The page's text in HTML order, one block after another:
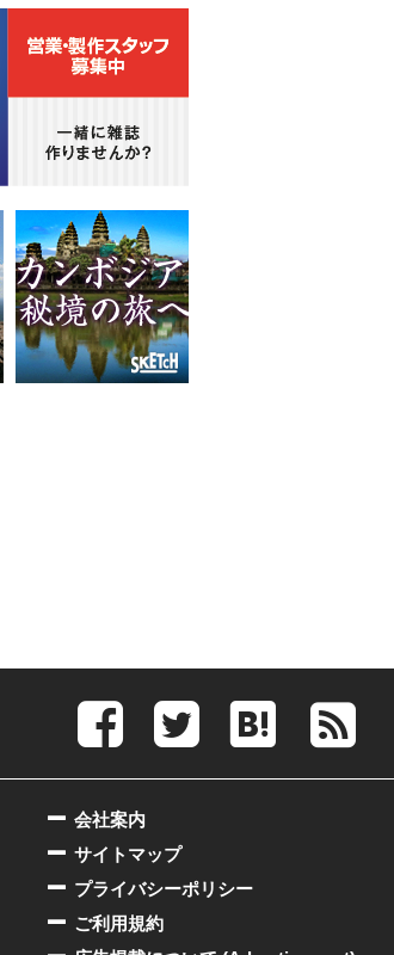
会社案内
サイトマップ
プライバシーポリシー
ご利用規約